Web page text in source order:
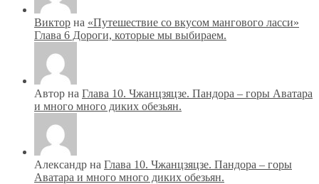
Виктор на «Путешествие со вкусом мангового ласси»
Глава 6 Дороги, которые мы выбираем.
Автор на Глава 10. Чжанцзяцзе. Пандора – горы Аватара
и много много диких обезьян.
Александр на Глава 10. Чжанцзяцзе. Пандора – горы
Аватара и много много диких обезьян.